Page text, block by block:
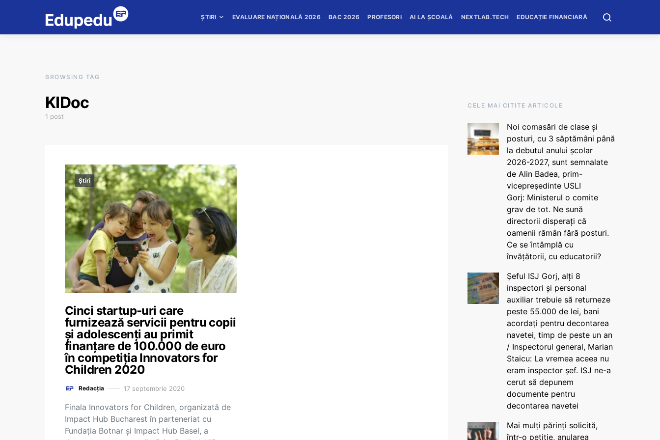
ȘTIRI EVALUARE NAȚIONALĂ 2026 BAC 2026 PROFESORI AI LA ȘCOALĂ NEXTLAB.TECH EDUCAȚIE FINANCIARĂ
BROWSING TAG
KIDoc
1 post
Știri
Cinci startup-uri care
furnizează servicii pentru copii
și adolescenți au primit
finanțare de 100.000 de euro
în competiția Innovators for
Children 2020
Redacția 17 septembrie 2020
Finala Innovators for Children, organizată de
Impact Hub Bucharest în parteneriat cu
Fundația Botnar și Impact Hub Basel, a
CELE MAI CITITE ARTICOLE
Noi comasări de clase și
posturi, cu 3 săptămâni până
la debutul anului școlar
2026-2027, sunt semnalate
de Alin Badea, prim-
vicepreședinte USLI
Gorj: Ministerul o comite
grav de tot. Ne sună
directorii disperați că
oamenii rămân fără posturi.
Ce se întâmplă cu
învățătorii, cu educatorii?
Șeful ISJ Gorj, alți 8
inspectori și personal
auxiliar trebuie să returneze
peste 55.000 de lei, bani
acordați pentru decontarea
navetei, timp de peste un an
/ Inspectorul general, Marian
Staicu: La vremea aceea nu
eram inspector șef. ISJ ne-a
cerut să depunem
documente pentru
decontarea navetei
Mai mulți părinți solicită,
într-o petiție, anularea